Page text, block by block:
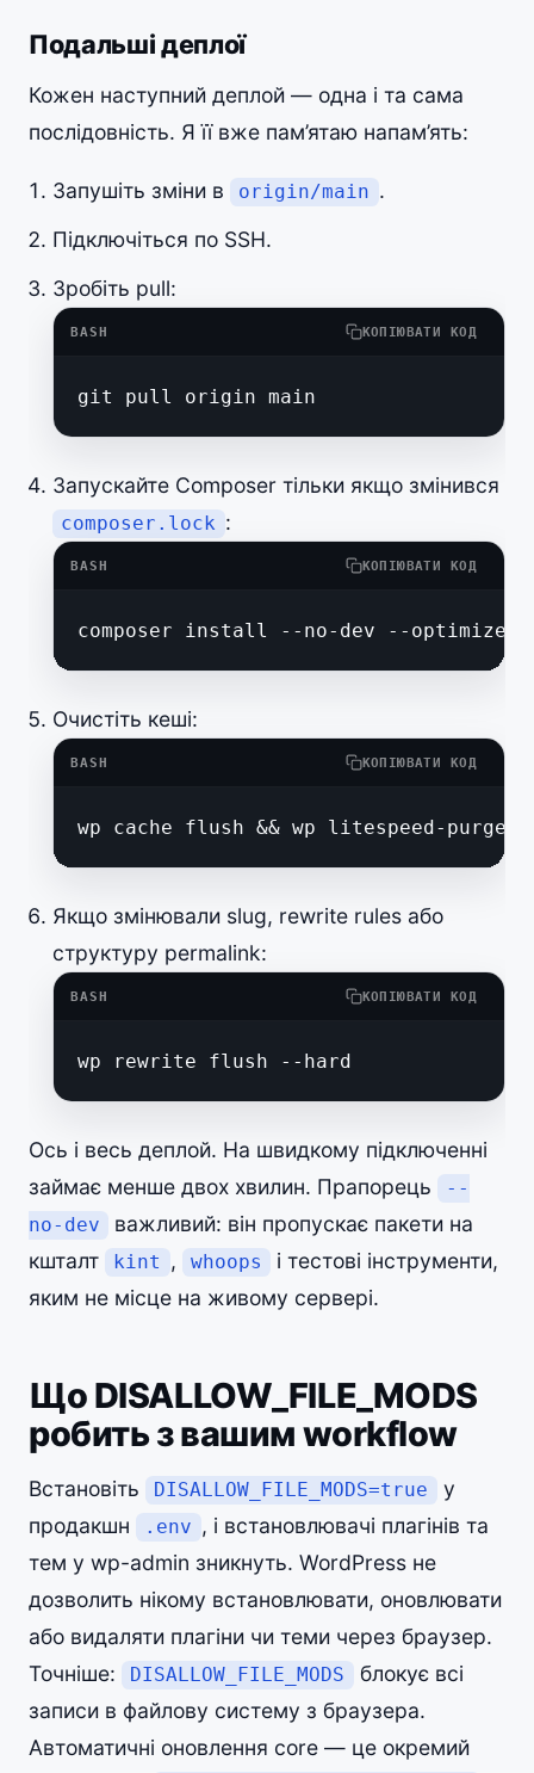
Подальші деплої
Кожен наступний деплой — одна і та сама
послідовність. Я її вже пам’ятаю напам’ять:
Запушіть зміни в origin/main .
Підключіться по SSH.
Зробіть pull:
BASH КОПІЮВАТИ КОД
git pull origin main
Запускайте Composer тільки якщо змінився
composer.lock :
BASH КОПІЮВАТИ КОД
composer install --no-dev --optimize-
Очистіть кеші:
BASH КОПІЮВАТИ КОД
wp cache flush && wp litespeed-purge
Якщо змінювали slug, rewrite rules або
структуру permalink:
BASH КОПІЮВАТИ КОД
wp rewrite flush --hard
Ось і весь деплой. На швидкому підключенні
займає менше двох хвилин. Прапорець
--
no-dev
важливий: він пропускає пакети на
кшталт
kint , whoops
і тестові інструменти,
яким не місце на живому сервері.
Що DISALLOW_FILE_MODS
робить з вашим workflow
Встановіть DISALLOW_FILE_MODS=true
у
продакшн
.env , і встановлювачі плагінів та
тем у wp-admin зникнуть. WordPress не
дозволить нікому встановлювати, оновлювати
або видаляти плагіни чи теми через браузер.
Точніше:
DISALLOW_FILE_MODS
блокує всі
записи в файлову систему з браузера.
Автоматичні оновлення core — це окремий